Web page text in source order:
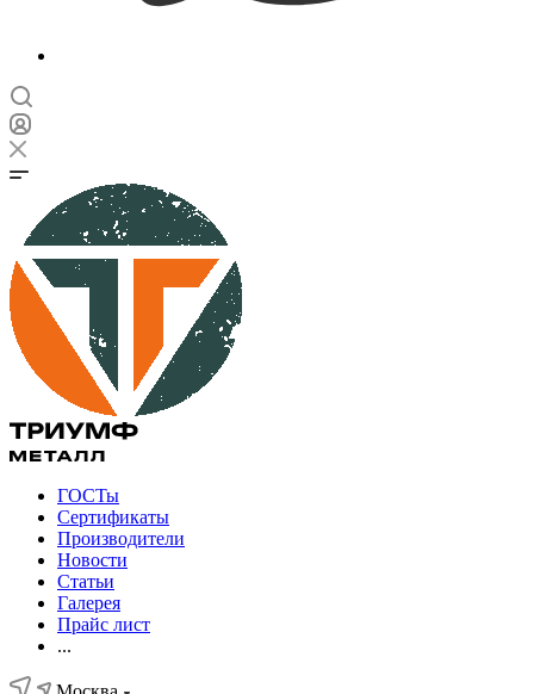
ГОСТы
Сертификаты
Производители
Новости
Статьи
Галерея
Прайс лист
...